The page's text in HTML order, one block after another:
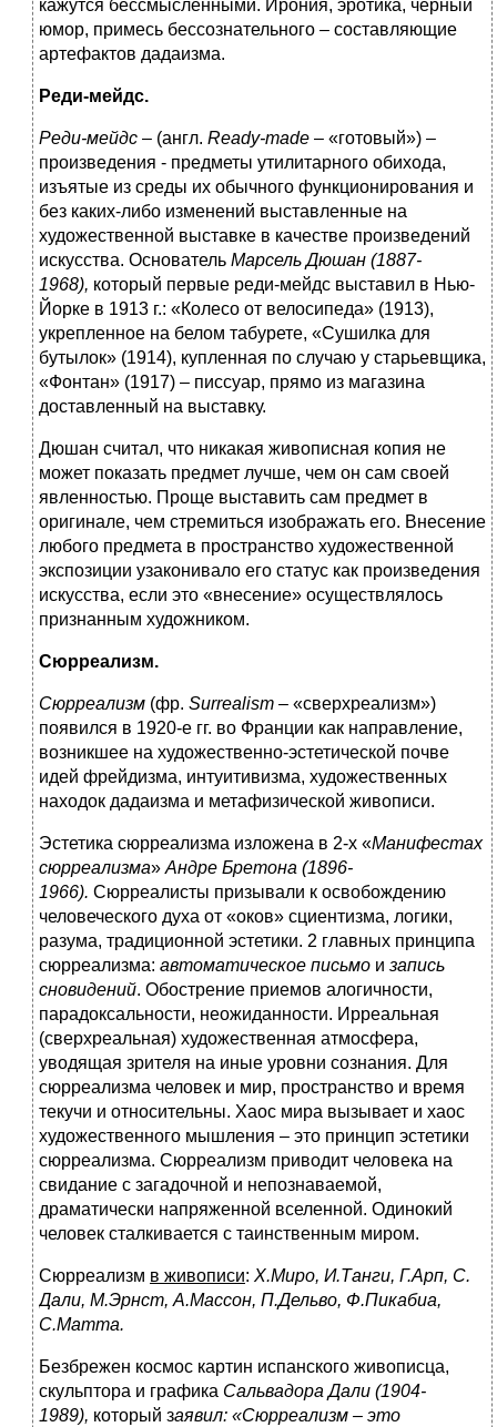
кажутся бессмысленными. Ирония, эротика, черный
юмор, примесь бессознательного – составляющие
артефактов дадаизма.
Реди-мейдс.
Реди-мейдс – (англ. Ready-made – «готовый») –
произведения - предметы утилитарного обихода,
изъятые из среды их обычного функционирования и
без каких-либо изменений выставленные на
художественной выставке в качестве произведений
искусства. Основатель Марсель Дюшан (1887-
1968), который первые реди-мейдс выставил в Нью-
Йорке в 1913 г.: «Колесо от велосипеда» (1913),
укрепленное на белом табурете, «Сушилка для
бутылок» (1914), купленная по случаю у старьевщика,
«Фонтан» (1917) – писсуар, прямо из магазина
доставленный на выставку.
Дюшан считал, что никакая живописная копия не
может показать предмет лучше, чем он сам своей
явленностью. Проще выставить сам предмет в
оригинале, чем стремиться изображать его. Внесение
любого предмета в пространство художественной
экспозиции узаконивало его статус как произведения
искусства, если это «внесение» осуществлялось
признанным художником.
Сюрреализм.
Сюрреализм (фр. Surrealism – «сверхреализм»)
появился в 1920-е гг. во Франции как направление,
возникшее на художественно-эстетической почве
идей фрейдизма, интуитивизма, художественных
находок дадаизма и метафизической живописи.
Эстетика сюрреализма изложена в 2-х «Манифестах
сюрреализма» Андре Бретона (1896-
1966). Сюрреалисты призывали к освобождению
человеческого духа от «оков» сциентизма, логики,
разума, традиционной эстетики. 2 главных принципа
сюрреализма: автоматическое письмо и запись
сновидений. Обострение приемов алогичности,
парадоксальности, неожиданности. Ирреальная
(сверхреальная) художественная атмосфера,
уводящая зрителя на иные уровни сознания. Для
сюрреализма человек и мир, пространство и время
текучи и относительны. Хаос мира вызывает и хаос
художественного мышления – это принцип эстетики
сюрреализма. Сюрреализм приводит человека на
свидание с загадочной и непознаваемой,
драматически напряженной вселенной. Одинокий
человек сталкивается с таинственным миром.
Сюрреализм в живописи: Х.Миро, И.Танги, Г.Арп, С.
Дали, М.Эрнст, А.Массон, П.Дельво, Ф.Пикабиа,
С.Матта.
Безбрежен космос картин испанского живописца,
скульптора и графика Сальвадора Дали (1904-
1989), который заявил: «Сюрреализм – это